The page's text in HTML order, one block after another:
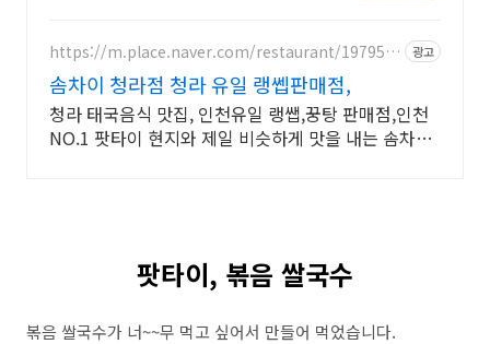
https://m.place.naver.com/restaurant/197954
광고
솜차이 청라점 청라 유일 랭쎕판매점,
청라 태국음식 맛집, 인천유일 랭쌥,꿍탕 판매점,인천
NO.1 팟타이 현지와 제일 비슷하게 맛을 내는 솜차이
팟타이, 볶음 쌀국수
볶음 쌀국수가 너~~무 먹고 싶어서 만들어 먹었습니다.